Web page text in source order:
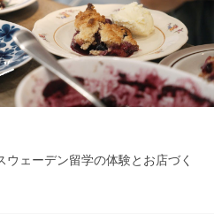
ウェーデン留学の体験とお店づく